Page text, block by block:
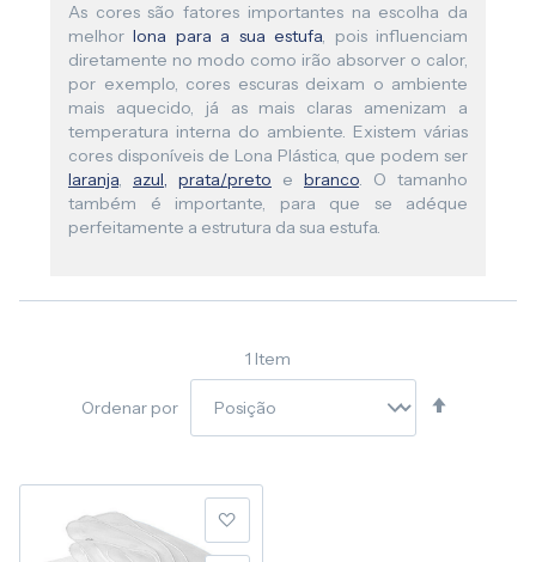
As cores são fatores importantes na escolha da
melhorlona para a sua estufa, pois influenciam
diretamente no modo como irão absorver o calor,
por exemplo, cores escuras deixam o ambiente
mais aquecido, já as mais claras amenizam a
temperatura interna do ambiente. Existem várias
cores disponíveis de Lona Plástica, que podem ser
laranja, azul, prata/preto e branco. O tamanho
também é importante, para que se adéque
perfeitamente a estrutura da sua estufa.
1 Item
Ordenar por
Adicionar à lista de